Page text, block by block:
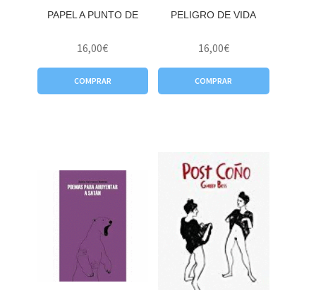
PAPEL A PUNTO DE
16,00€
COMPRAR
PELIGRO DE VIDA
16,00€
COMPRAR